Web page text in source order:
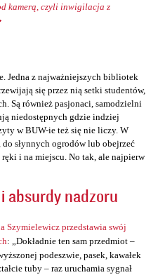
kamerą, czyli inwigilacja z
Jedna z najważniejszych bibliotek
się przez nią setki studentów,
Są również pasjonaci, samodzielni
niedostępnych gdzie indziej
w BUW-ie też się nie liczy. W
słynnych ogrodów lub obejrzeć
i na miejscu. No tak, ale najpierw
absurdy nadzoru
Szymielewicz przedstawia swój
: „Dokładnie ten sam przedmiot –
podeszwie, pasek, kawałek
tuby – raz uruchamia sygnał